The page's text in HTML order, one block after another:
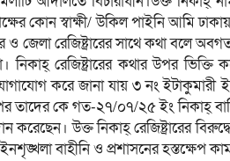
কোন স্বাক্ষী/ উকিল পাইনি আমি
ও জেলা রেজিষ্ট্রারের সাথে কথা বলে
নিকাহ্ রেজিষ্ট্রারের কথার উপর
করে জানা যায় ৩ নং ইটাকুমারী
তাদের কে গত-২৭/০৭/২৫ ইং নিকাহ্
করেছেন। উক্ত নিকাহ্ রেজিষ্ট্রারের
বাহীনি ও প্রশাসনের হস্তক্ষেপ